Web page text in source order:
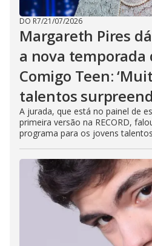
DO R7/21/07/2026
Margareth Pires
a nova temporada
Comigo Teen:
talentos
A jurada, que está no painel de
primeira versão na RECORD,
programa para os jovens talentos